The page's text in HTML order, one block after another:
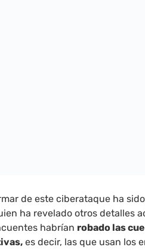
de este ciberataque ha sido
ha revelado otros detalles
habrían robado las
es decir, las que usan los